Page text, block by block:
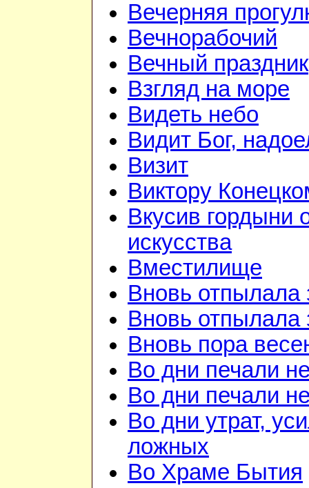
Вечерняя
Вечнорабочий
Вечный праздник
Взгляд на море
Видеть небо
Видит Бог,
Визит
Виктору
Вкусив гордыни
искусства
Вместилище
Вновь отпылала
Вновь отпылала
Вновь пора
Во дни печали
Во дни печали
Во дни утрат,
ложных
Во Храме Бытия